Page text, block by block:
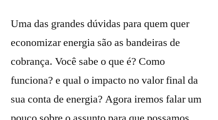
Uma das grandes dúvidas para quem quer
economizar energia são as bandeiras de
cobrança. Você sabe o que é? Como
funciona? e qual o impacto no valor final da
sua conta de energia? Agora iremos falar um